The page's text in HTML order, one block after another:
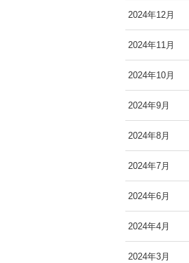
2024年12月
2024年11月
2024年10月
2024年9月
2024年8月
2024年7月
2024年6月
2024年4月
2024年3月